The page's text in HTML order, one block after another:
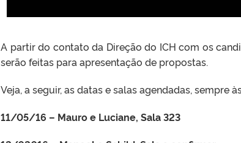
A partir do contato da Direção do ICH com os
serão feitas para apresentação de propostas.
Veja, a seguir, as datas e salas agendadas, sempre
11/05/16 – Mauro e Luciane, Sala 323